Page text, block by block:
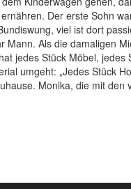
Der erste Sohn
viel ist dort
Mann. Als die damaligen
jedes Stück Möbel, jedes
umgeht: „Jedes Stück
Monika, die mit den